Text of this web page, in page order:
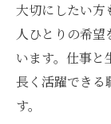
大切にしたい方
人ひとりの希
います。仕事と
長く活躍できる
す。